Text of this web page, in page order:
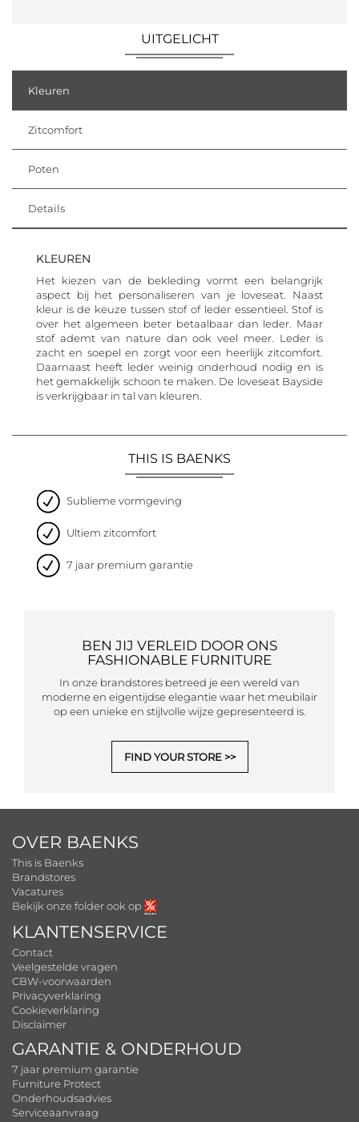
UITGELICHT
Kleuren
Zitcomfort
Poten
Details
KLEUREN
Het kiezen van de bekleding vormt een belangrijk
aspect bij het personaliseren van je loveseat. Naast
kleur is de keuze tussen stof of leder essentieel. Stof is
over het algemeen beter betaalbaar dan leder. Maar
stof ademt van nature dan ook veel meer. Leder is
zacht en soepel en zorgt voor een heerlijk zitcomfort.
Daarnaast heeft leder weinig onderhoud nodig en is
het gemakkelijk schoon te maken. De loveseat Bayside
is verkrijgbaar in tal van kleuren.
THIS IS BAENKS
Sublieme vormgeving
Ultiem zitcomfort
7 jaar premium garantie
BEN JIJ VERLEID DOOR ONS
FASHIONABLE FURNITURE
In onze brandstores betreed je een wereld van
moderne en eigentijdse elegantie waar het meubilair
op een unieke en stijlvolle wijze gepresenteerd is.
FIND YOUR STORE
OVER BAENKS
This is Baenks
Brandstores
Vacatures
Bekijk onze folder ook op
KLANTENSERVICE
Contact
Veelgestelde vragen
CBW-voorwaarden
Privacyverklaring
Cookieverklaring
Disclaimer
GARANTIE & ONDERHOUD
7 jaar premium garantie
Furniture Protect
Onderhoudsadvies
Serviceaanvraag